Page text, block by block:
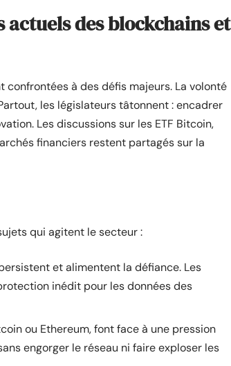
actuels des blockchains et
à des défis majeurs. La volonté
les législateurs tâtonnent : encadrer
Les discussions sur les ETF Bitcoin,
financiers restent partagés sur la
qui agitent le secteur :
et alimentent la défiance. Les
inédit pour les données des
ou Ethereum, font face à une pression
engorger le réseau ni faire exploser les